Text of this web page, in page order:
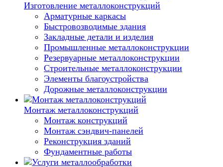
Изготовление металлоконструкций
Арматурные каркасы
Быстровозводимые здания
Закладные детали и изделия
Промышленные металлоконструкции
Резервуарные металлоконструкции
Строительные металлоконструкции
Элементы благоустройства
Дорожные металлоконструкции
Монтаж металлоконструкций
Монтаж конструкций
Монтаж сэндвич-панелей
Реконструкция зданий
Фундаментные работы